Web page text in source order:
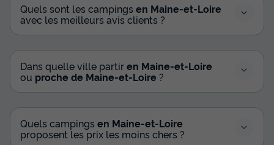
Quels sont les campings en Maine-et-Loire
avec les meilleurs avis clients ?
Dans quelle ville partiren Maine-et-Loire
ou proche de Maine-et-Loire ?
Quels campings en Maine-et-Loire
proposent les prix les moins chers ?